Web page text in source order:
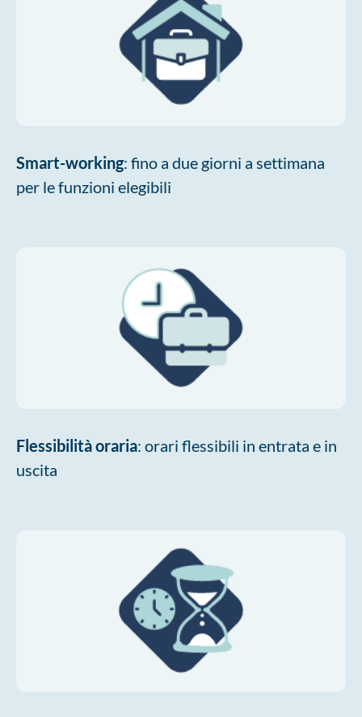
Smart-working: fino a due giorni a settimana
per le funzioni elegibili
Flessibilità oraria: orari flessibili in entrata e in
uscita